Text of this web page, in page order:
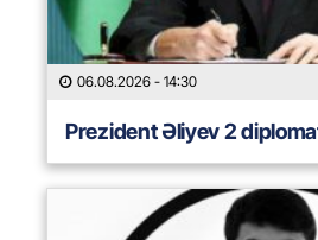
06.08.2026 - 14:30
Prezident Əliyev 2